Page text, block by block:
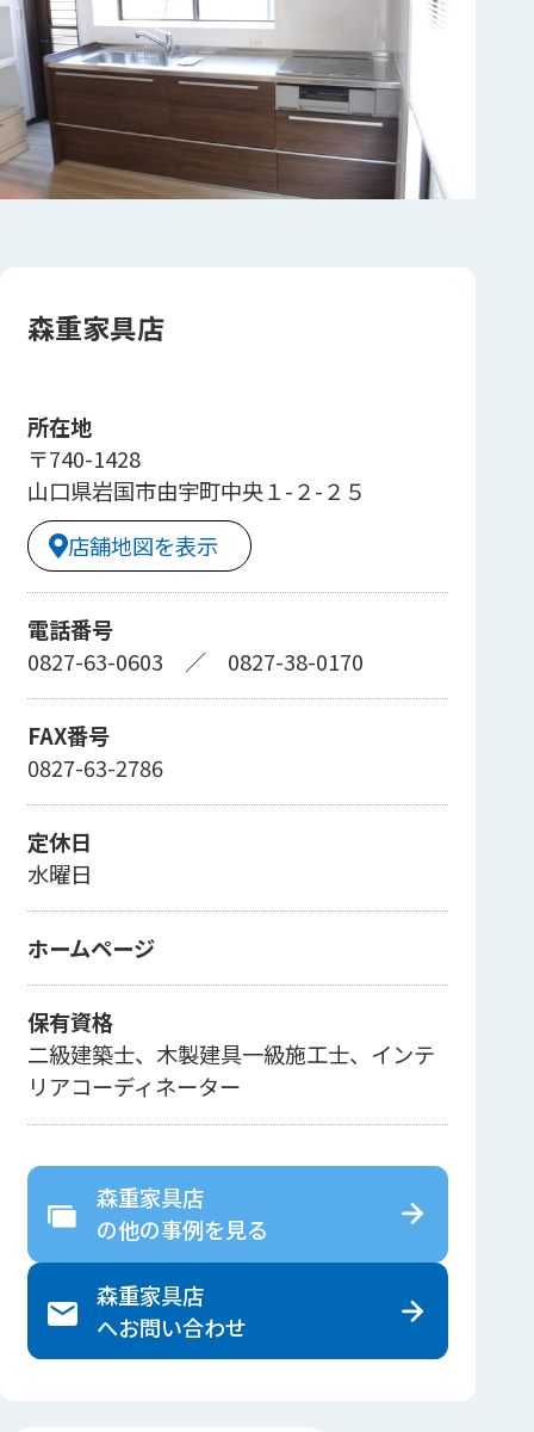
森重家具店
所在地
〒740-1428
山口県岩国市由宇町中央１-２-２５
店舗地図を表示
電話番号
0827-63-0603 ／ 0827-38-0170
FAX番号
0827-63-2786
定休日
水曜日
ホームページ
保有資格
二級建築士、木製建具一級施工士、インテ
リアコーディネーター
森重家具店
の他の事例を見る
森重家具店
へお問い合わせ